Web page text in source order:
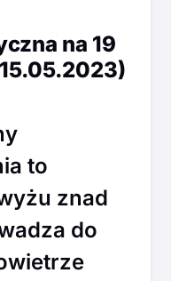
na 19
to
znad
do